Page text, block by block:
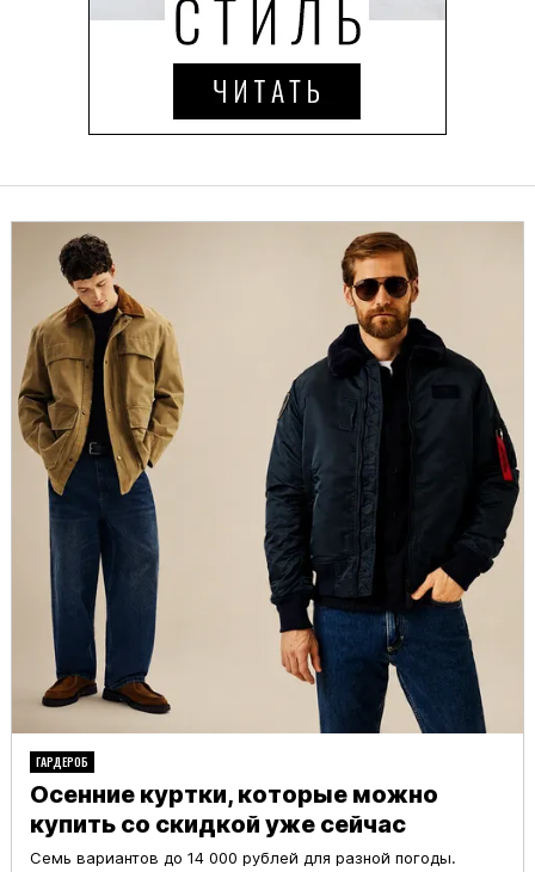
ГАРДЕРОБ
Осенние куртки, которые можно
купить со скидкой уже сейчас
Семь вариантов до 14 000 рублей для разной погоды.